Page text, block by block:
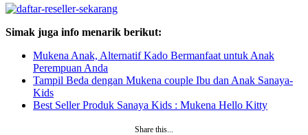
Simak juga info menarik berikut:
Mukena Anak, Alternatif Kado Bermanfaat untuk Anak
Perempuan Anda
Tampil Beda dengan Mukena couple Ibu dan Anak Sanaya-
Kids
Best Seller Produk Sanaya Kids : Mukena Hello Kitty
Share this...